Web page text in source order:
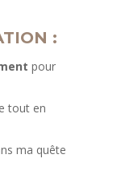
:
pour
tout en
ma quête